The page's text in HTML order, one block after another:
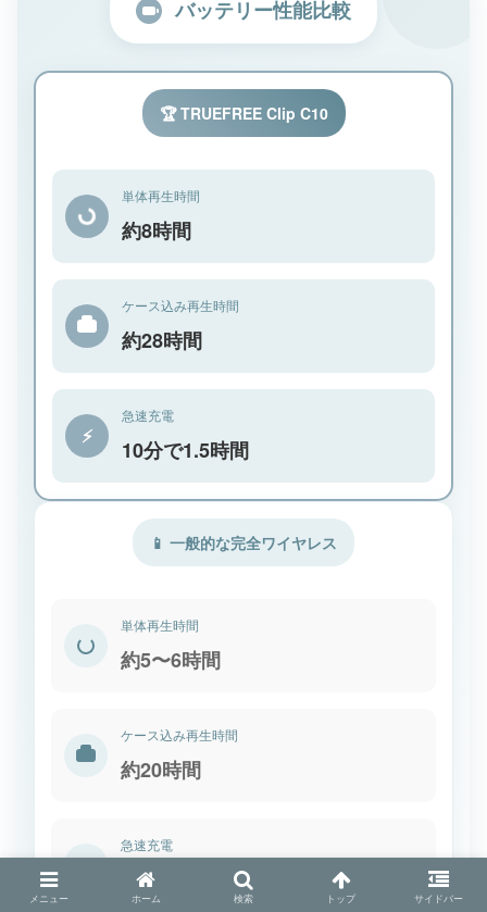
バッテリー性能比較
🏆 TRUEFREE Clip C10
単体再生時間
約8時間
ケース込み再生時間
約28時間
⚡
急速充電
10分で1.5時間
📱 一般的な完全ワイヤレス
単体再生時間
約5〜6時間
ケース込み再生時間
約20時間
⚡
急速充電
15分で1時間
メニュー ホーム 検索 トップ サイドバー